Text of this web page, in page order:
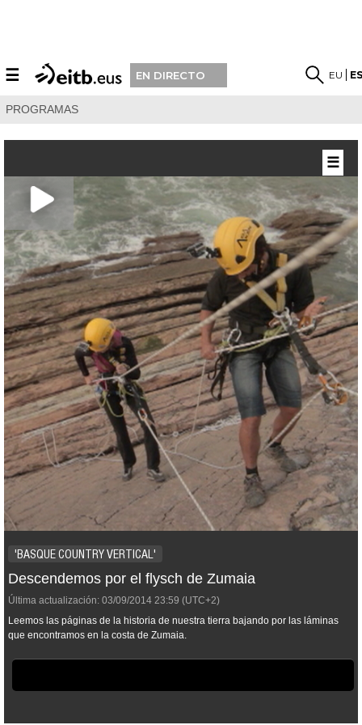
☰ EN DIRECTO EU
PROGRAMAS
'BASQUE COUNTRY VERTICAL'
Descendemos por el flysch de Zumaia
Última actualización: 03/09/2014 23:59 (UTC+2)
Leemos las páginas de la historia de nuestra tierra bajando por las láminas
que encontramos en la costa de Zumaia.
☰